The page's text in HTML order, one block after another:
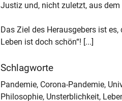
Justiz und, nicht zuletzt, aus
Das Ziel des Herausgebers ist
Leben ist doch schön“! [...]
Schlagworte
Pandemie, Corona-Pandemie,
Philosophie, Unsterblichkeit,